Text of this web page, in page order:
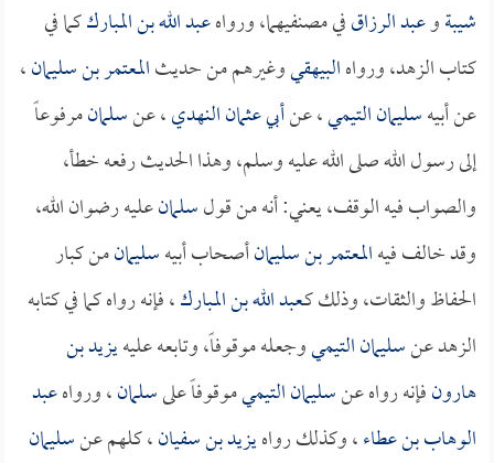
شيبةوعبد الرزاقفي مصنفيهما، ورواهعبد الله بن المبارككما في
كتاب الزهد، ورواهالبيهقيوغيرهم من حديثالمعتمر بن سليمان،
عن أبيهسليمان التيمي، عنأبي عثمان النهدي، عنسلمانمرفوعاً
إلى رسول الله صلى الله عليه وسلم، وهذا الحديث رفعه خطأ،
والصواب فيه الوقف، يعني: أنه من قولسلمانعليه رضوان الله،
وقد خالف فيهالمعتمر بن سليمانأصحاب أبيهسليمانمن كبار
الحفاظ والثقات، وذلك كـعبد الله بن المبارك، فإنه رواه كما في كتابه
الزهد عنسليمان التيميوجعله موقوفاً، وتابعه عليهيزيد بن
هارونفإنه رواه عنسليمان التيميموقوفاً علىسلمان، ورواهعبد
الوهاب بن عطاء، وكذلك رواهيزيد بن سفيان، كلهم عنسليمان